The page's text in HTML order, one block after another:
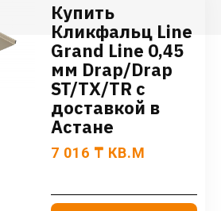
Купить
Кликфальц Line
Grand Line 0,45
мм Drap/Drap
ST/TX/TR с
доставкой в
Астане
7 016 ₸ КВ.М